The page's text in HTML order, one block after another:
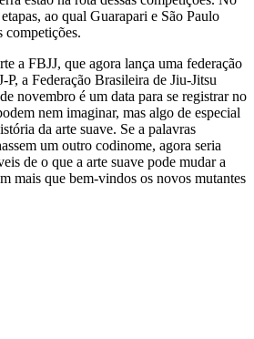
ao qual Guarapari e São Paulo
competições.
a FBJJ, que agora lança uma federação
P, a Federação Brasileira de Jiu-Jitsu
novembro é um data para se registrar no
nem imaginar, mas algo de especial
da arte suave. Se a palavras
um outro codinome, agora seria
de o que a arte suave pode mudar a
mais que bem-vindos os novos mutantes